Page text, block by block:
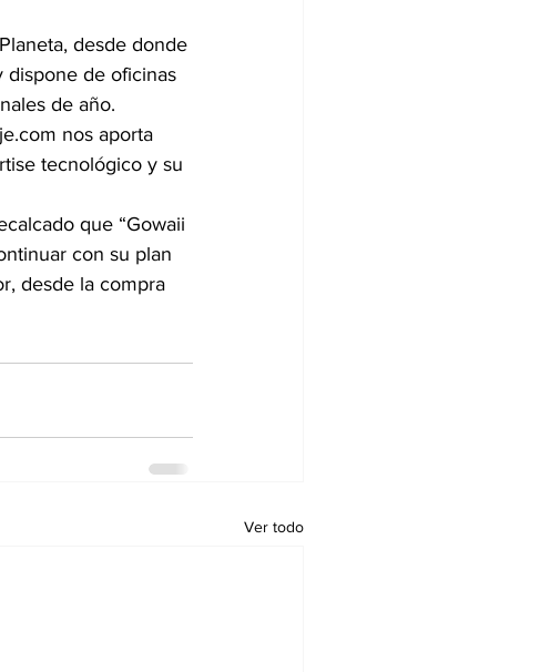
desde donde
dispone de oficinas
de año.
nos aporta
tecnológico y su
que “Gowaii
con su plan
desde la compra
Ver todo